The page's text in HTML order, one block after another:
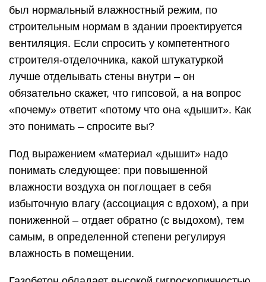
был нормальный влажностный режим, по
строительным нормам в здании проектируется
вентиляция. Если спросить у компетентного
строителя-отделочника, какой штукатуркой
лучше отделывать стены внутри – он
обязательно скажет, что гипсовой, а на вопрос
«почему» ответит «потому что она «дышит». Как
это понимать – спросите вы?
Под выражением «материал «дышит» надо
понимать следующее: при повышенной
влажности воздуха он поглощает в себя
избыточную влагу (ассоциация с вдохом), а при
пониженной – отдает обратно (с выдохом), тем
самым, в определенной степени регулируя
влажность в помещении.